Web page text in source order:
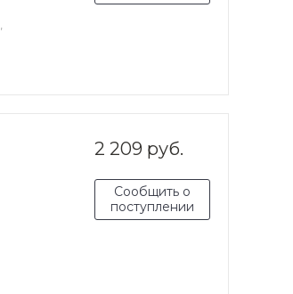
2 209 руб.
Сообщить о
поступлении